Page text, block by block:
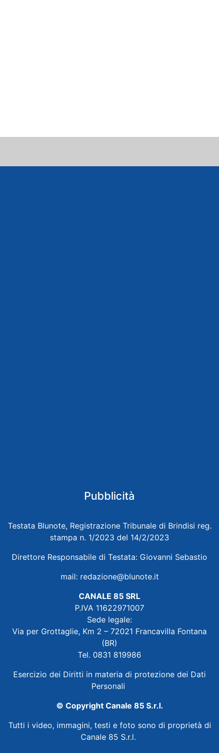
Pubblicità
Testata Blunote, Registrazione Tribunale di Brindisi reg.
stampa n. 1/2023 del 14/2/2023
Direttore Responsabile di Testata: Giovanni Sebastio
mail: redazione@blunote.it
CANALE 85 SRL
P.IVA 11622971007
Sede legale:
Via per Grottaglie, Km 2 – 72021 Francavilla Fontana
(BR)
Tel. 0831 819986
Esercizio dei Diritti in materia di protezione dei Dati
Personali
© Copyright Canale 85 S.r.l.
Tutti i video, immagini, testi e foto sono di proprietà di
Canale 85 S.r.l.